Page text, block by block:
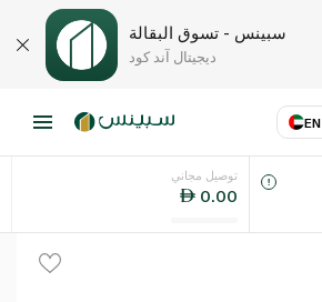
سبينس - تسوق البقالة
ديجيتال آند كود
EN
اللغةتوصيل مجاني
0.00